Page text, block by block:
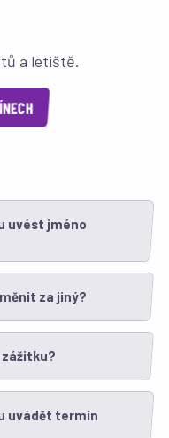
a letiště.
uvést jméno
za jiný?
uvádět termín